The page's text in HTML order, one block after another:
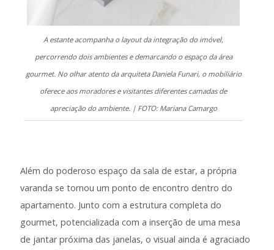
A estante acompanha o layout da integração do imóvel,
percorrendo dois ambientes e demarcando o espaço da área
gourmet. No olhar atento da arquiteta Daniela Funari, o mobiliário
oferece aos moradores e visitantes diferentes camadas de
apreciação do ambiente. | FOTO: Mariana Camargo
Além do poderoso espaço da sala de estar, a própria
varanda se tornou um ponto de encontro dentro do
apartamento. Junto com a estrutura completa do
gourmet, potencializada com a inserção de uma mesa
de jantar próxima das janelas, o visual ainda é agraciado